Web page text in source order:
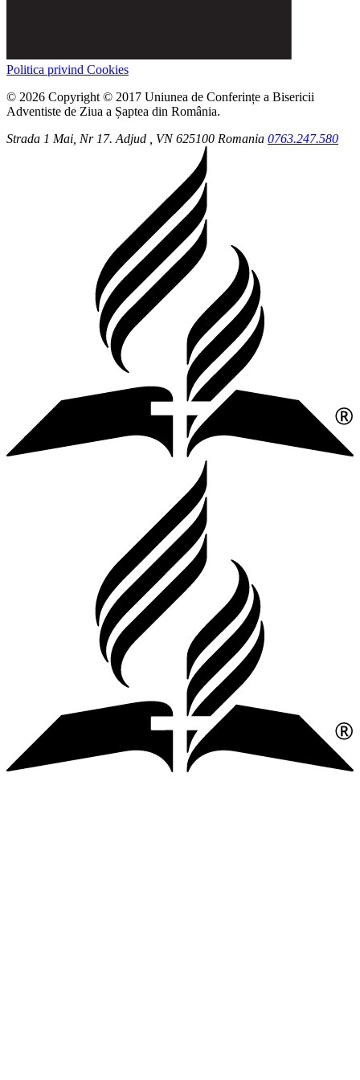
Politica privind Cookies
© 2026 Copyright © 2017 Uniunea de Conferințe a Bisericii
Adventiste de Ziua a Șaptea din România.
Strada 1 Mai, Nr 17. Adjud , VN 625100 Romania 0763.247.580